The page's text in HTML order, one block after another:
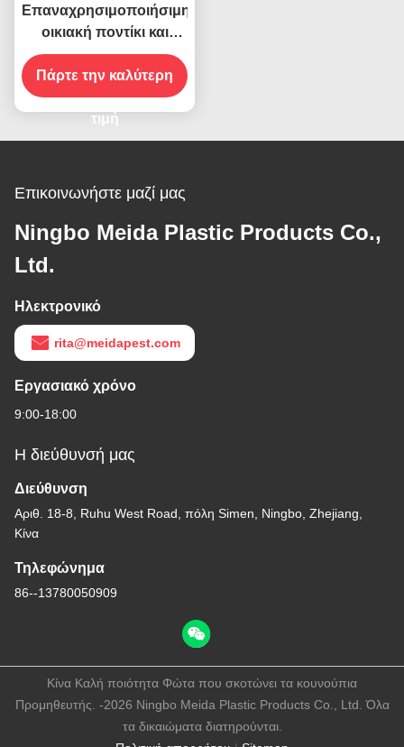
Επαναχρησιμοποιήσιμη
οικιακή ποντίκι και
εντόμων κόλλα παγίδα
δολοφόνος Catcher
χαρτί κάρτα 26g 24,5 *
13cm
Πάρτε την καλύτερη
τιμή
Επικοινωνήστε μαζί μας
Ningbo Meida Plastic Products Co.,
Ltd.
Ηλεκτρονικό
rita@meidapest.com
Εργασιακό χρόνο
9:00-18:00
Η διεύθυνσή μας
Διεύθυνση
Αριθ. 18-8, Ruhu West Road, πόλη Simen, Ningbo, Zhejiang,
Κίνα
Τηλεφώνημα
86--13780050909
Κίνα Καλή ποιότητα Φώτα που σκοτώνει τα κουνούπια
Προμηθευτής. -2026 Ningbo Meida Plastic Products Co., Ltd. Όλα
τα δικαιώματα διατηρούνται.